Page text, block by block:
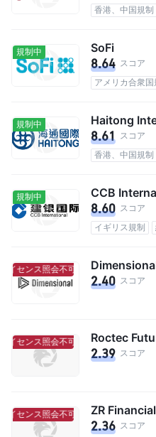
香港、中国規制
規制中 SoFi
8.64 スコア
アメリカ合衆国
規制中 Haitong
8.61 スコア
香港、中国規制
規制中 CCB
8.60 スコア
イギリス規制
イセンス照会不可 ライセンス照会不可
2.40 スコア
イセンス照会不可 ライセンス照会不可
Roctec
2.39 スコア
イセンス照会不可 ライセンス照会不可
ZR Financial
2.36 スコア